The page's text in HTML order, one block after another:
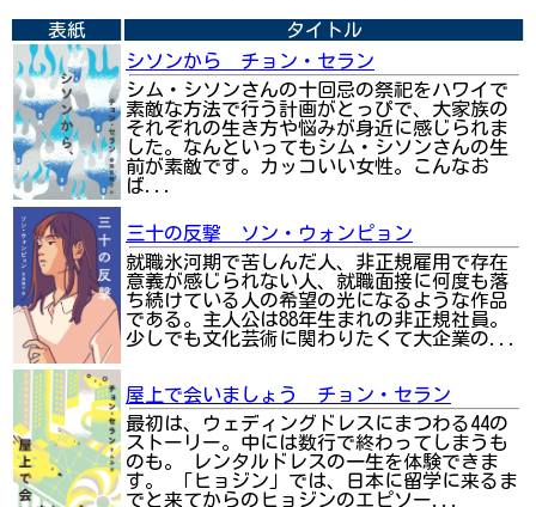
表紙
タイトル
シソンから チョン・セラン
シム・シソンさんの十回忌の祭祀をハワイで
素敵な方法で行う計画がとっぴで、大家族の
それぞれの生き方や悩みが身近に感じられま
した。なんといってもシム・シソンさんの生
前が素敵です。カッコいい女性。こんなお
ば...
三十の反撃 ソン・ウォンピョン
就職氷河期で苦しんだ人、非正規雇用で存在
意義が感じられない人、就職面接に何度も落
ち続けている人の希望の光になるような作品
である。主人公は88年生まれの非正規社員。
少しでも文化芸術に関わりたくて大企業の...
屋上で会いましょう チョン・セラン
最初は、ウェディングドレスにまつわる44の
ストーリー。中には数行で終わってしまうも
のも。 レンタルドレスの一生を体験できま
す。 「ヒョジン」では、日本に留学に来るま
でと来てからのヒョジンのエピソー...